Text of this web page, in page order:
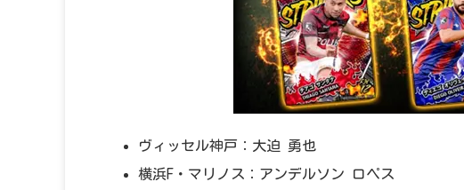
ヴィッセル神戸：大迫 勇也
横浜F・マリノス：アンデルソン ロペス